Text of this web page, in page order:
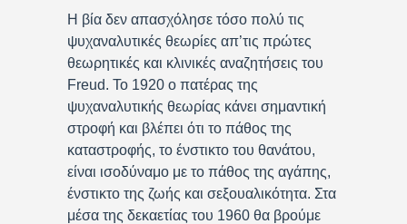
Η βία δεν απασχόλησε τόσο πολύ τις
ψυχαναλυτικές θεωρίες απ’τις πρώτες
θεωρητικές και κλινικές αναζητήσεις του
Freud. Το 1920 ο πατέρας της
ψυχαναλυτικής θεωρίας κάνει σημαντική
στροφή και βλέπει ότι το πάθος της
καταστροφής, το ένστικτο του θανάτου,
είναι ισοδύναμο με το πάθος της αγάπης,
ένστικτο της ζωής και σεξουαλικότητα. Στα
μέσα της δεκαετίας του 1960 θα βρούμε